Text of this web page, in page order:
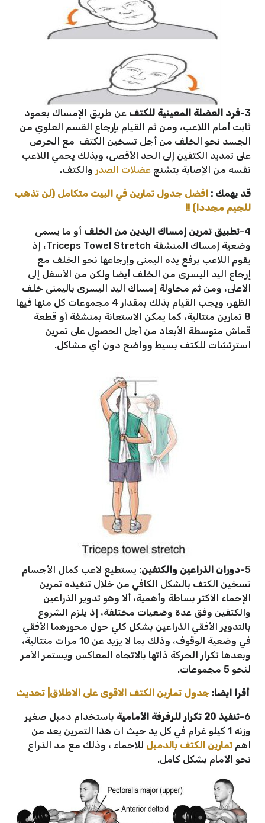
3- فرد العضلة المعينية للكتف عن طريق الإمساك بعمود
ثابت أمام اللاعب، ومن ثم القيام بإرجاع القسم العلوي من
الجسد نحو الخلف من أجل تسخين الكتف مع الحرص
على تمديد الكتفين إلى الحد الأقصى، وبذلك يحمي اللاعب
نفسه من الإصابة بتشنج عضلات الصدر والكتف.
قد يهمك : افضل جدول تمارين في البيت متكامل (لن تذهب
للجيم مجددا) !!
4- تطبيق تمرين إمساك اليدين من الخلف أو ما يسمى
وضعية إمساك المنشفة Triceps Towel Stretch، إذ
يقوم اللاعب برفع يده اليمنى وإرجاعها نحو الخلف مع
إرجاع اليد اليسرى من الخلف أيضا ولكن من الأسفل إلى
الأعلى، ومن ثم محاولة إمساك اليد اليسرى باليمنى خلف
الظهر، ويجب القيام بذلك بمقدار 4 مجموعات كل منها فيها
8 تمارين متتالية، كما يمكن الاستعانة بمنشفة أو قطعة
قماش متوسطة الأبعاد من أجل الحصول على تمرين
استرتشات للكتف بسيط وواضح دون أي مشاكل.
5- دوران الذراعين والكتفين: يستطيع لاعب كمال الأجسام
تسخين الكتف بالشكل الكافي من خلال تنفيذه تمرين
الإحماء الأكثر بساطة وأهمية، ألا وهو تدوير الذراعين
والكتفين وفق عدة وضعيات مختلفة، إذ يلزم الشروع
بالتدوير الأفقي الذراعين بشكل كلي حول محورهما الأفقي
في وضعية الوقوف، وذلك بما لا يزيد عن 10 مرات متتالية،
وبعدها تكرار الحركة ذاتها بالاتجاه المعاكس ويستمر الأمر
لنحو 5 مجموعات.
أقرا ايضا: جدول تمارين الكتف الاقوى على الاطلاق| تحديث
6- تنفيذ 20 تكرار للرفرفة الأمامية
باستخدام دمبل صغير
وزنه 1 كيلو غرام في كل يد حيث ان هذا التمرين يعد من
اهم تمارين الكتف بالدمبل للاحماء ، وذلك مع مد الذراع
نحو الأمام بشكل كامل.